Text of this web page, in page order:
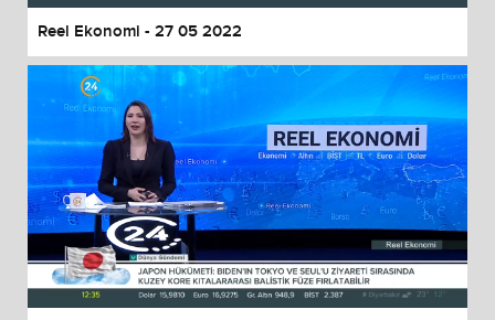
Reel Ekonomi - 27 05 2022